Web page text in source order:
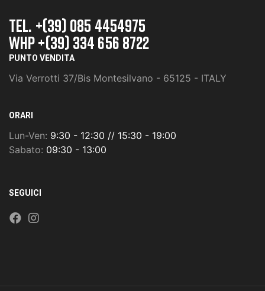
TEL. +(39) 085 4454975
whp +(39) 334 656 8722
PUNTO VENDITA
Via Verrotti 37/Bis Montesilvano - 65125 - ITALY
ORARI
Lun-Ven: 9:30 - 12:30 // 15:30 - 19:00
Sabato: 09:30 - 13:00
SEGUICI